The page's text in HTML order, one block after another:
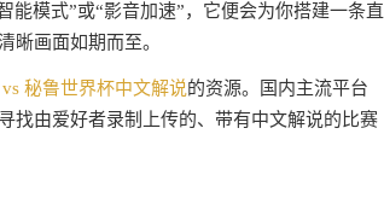
能模式”或“影音加速”，它便会为你搭建一条直
晰画面如期而至。
秘鲁世界杯中文解说的资源。国内主流平台
找由爱好者录制上传的、带有中文解说的比赛